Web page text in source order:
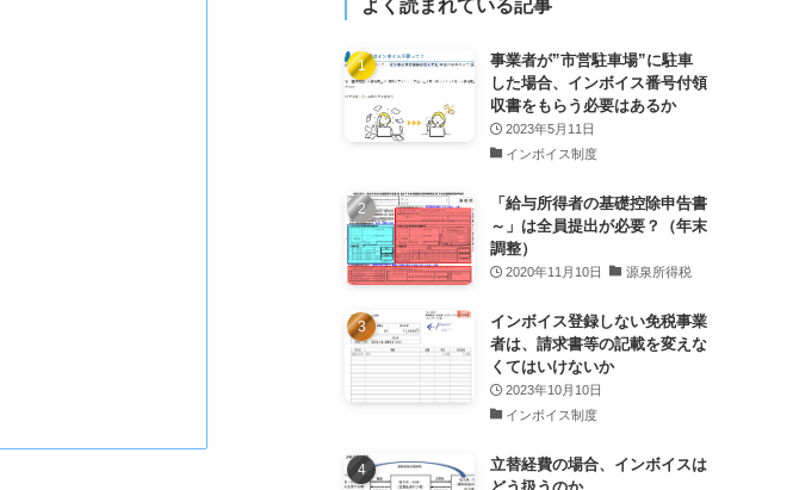
よく読まれている記事
事業者が”市営駐車場”に駐車
した場合、インボイス番号付領
収書をもらう必要はあるか
2023年5月11日
インボイス制度
「給与所得者の基礎控除申告書
～」は全員提出が必要？（年末
調整）
2020年11月10日 源泉所得税
インボイス登録しない免税事業
者は、請求書等の記載を変えな
くてはいけないか
2023年10月10日
インボイス制度
立替経費の場合、インボイスは